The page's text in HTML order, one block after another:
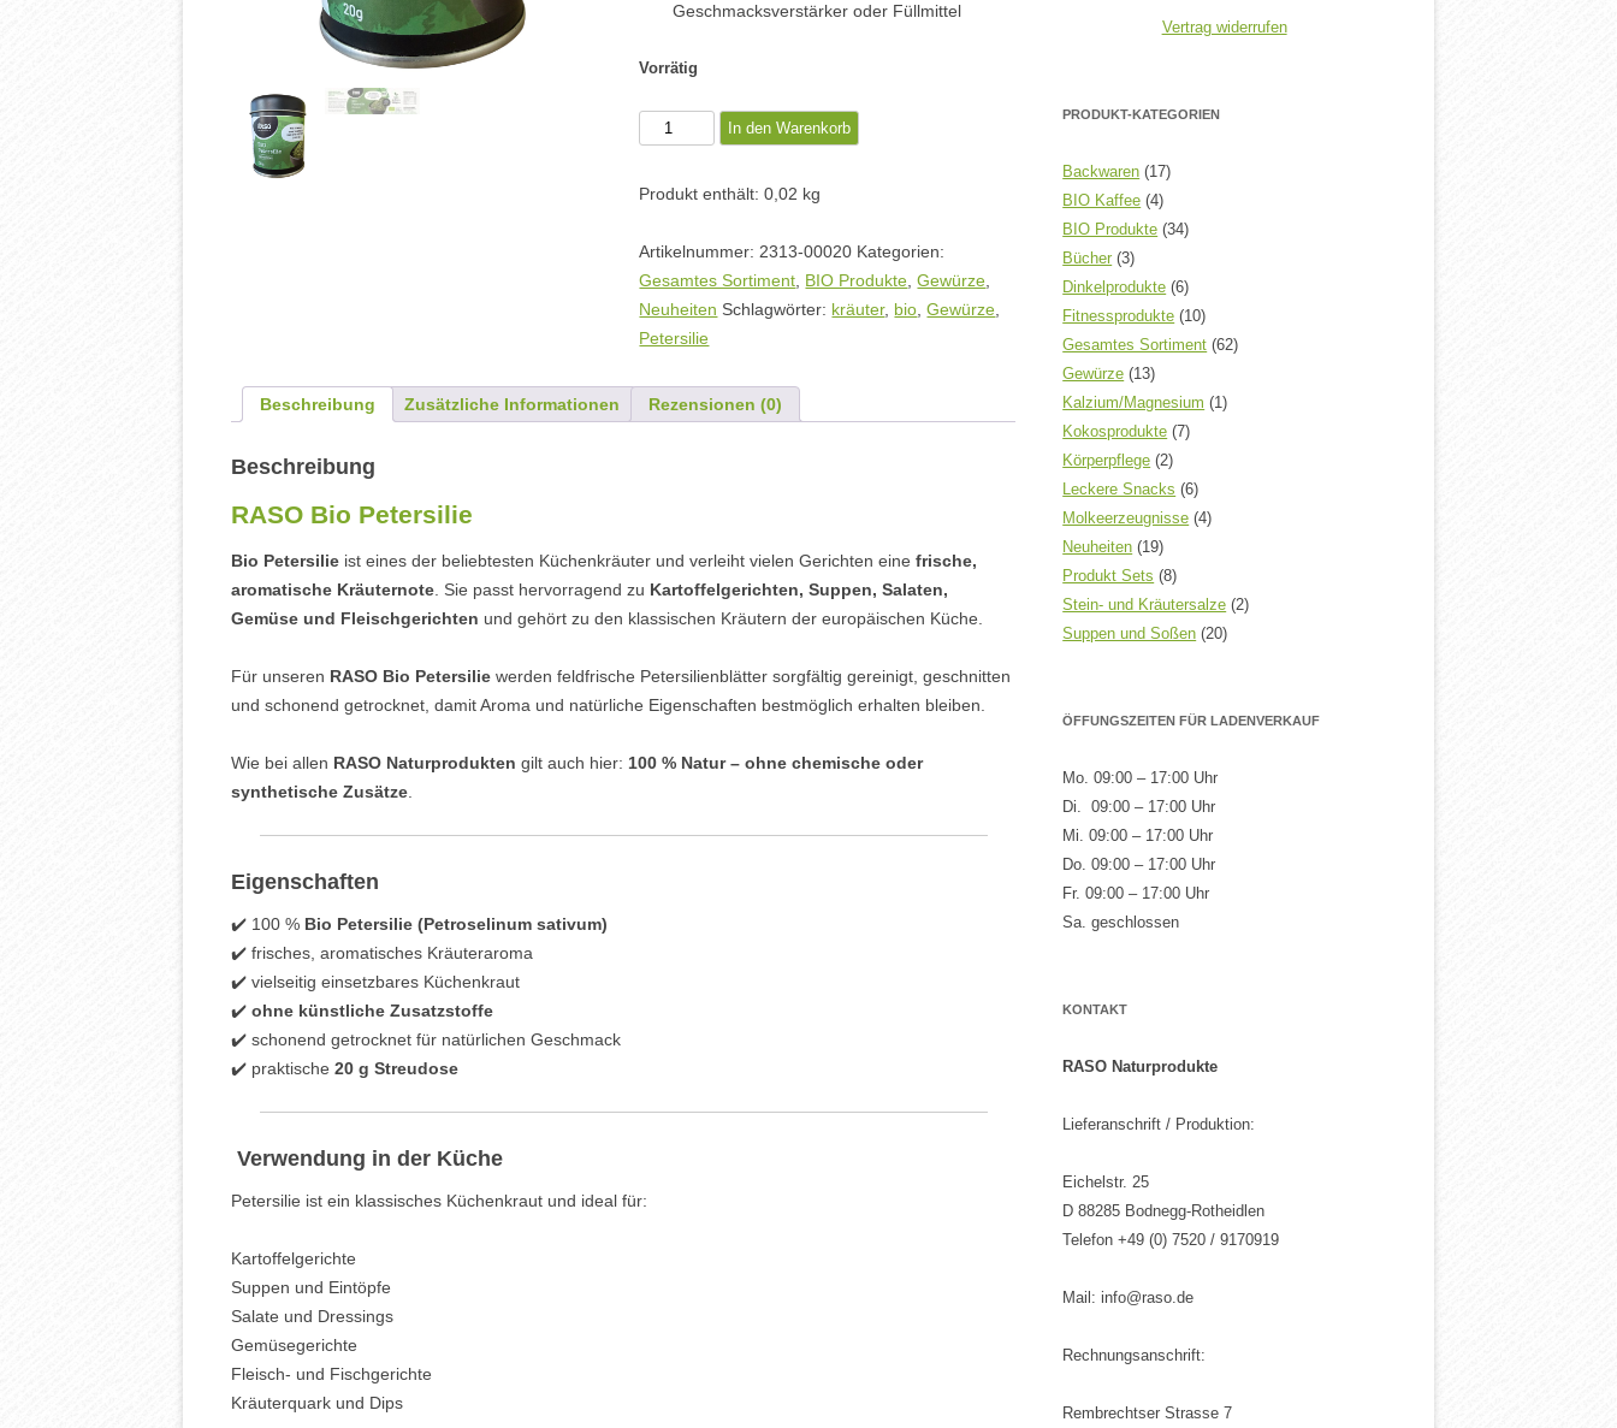
Preisliste, BestellscheinFasten – aber wie?
BIO Kaffee & Espresso
Gesamtes Sortiment
Geschmacksverstärker oder Füllmittel
Vorrätig
RASO
In den Warenkorb
Produkt enthält: 0,02 kg
Artikelnummer: 2313-00020 Kategorien:
Gesamtes Sortiment BIO Produkte ,Gewürze
Neuheiten Schlagwörter: kräuter, bio ,Gewürze
Petersilie
Beschreibung Zusätzliche Informationen Rezensionen (0)
Beschreibung
RASO Bio Petersilie
Bio Petersilie ist eines der beliebtesten Küchenkräuter und verleiht vielen Gerichten eine frische,
aromatische Kräuternote . Sie passt hervorragend zu Kartoffelgerichten, Suppen, Salaten,
Gemüse und Fleischgerichten und gehört zu den klassischen Kräutern der europäischen Küche.
Für unseren RASO Bio Petersilie werden feldfrische Petersilienblätter sorgfältig gereinigt, geschnitten
und schonend getrocknet, damit Aroma und natürliche Eigenschaften bestmöglich erhalten bleiben.
Wie bei allen RASO Naturprodukten gilt auch hier: 100 % Natur – ohne chemische oder
synthetische Zusätze
Eigenschaften
✔️ 100 % Bio Petersilie (Petroselinum sativum)
✔️ frisches, aromatisches Kräuteraroma
✔️ vielseitig einsetzbares Küchenkraut
✔️ ohne künstliche Zusatzstoffe
✔️ schonend getrocknet für natürlichen Geschmack
✔️ praktische 20 g Streudose
️ Verwendung in der Küche
Petersilie ist ein klassisches Küchenkraut und ideal für:
Kartoffelgerichte
Suppen und Eintöpfe
Salate und Dressings
Gemüsegerichte
Fleisch- und Fischgerichte
Kräuterquark und Dips
Vertrag widerrufen
PRODUKT-KATEGORIEN
Backwaren (17)
BIO Kaffee (4)
BIO Produkte (34)
Bücher (3)
Dinkelprodukte (6)
Fitnessprodukte (10)
Gesamtes Sortiment (62)
Gewürze (13)
Kalzium/Magnesium (1)
Kokosprodukte (7)
Körperpflege (2)
Leckere Snacks (6)
Molkeerzeugnisse (4)
Neuheiten (19)
Produkt Sets (8)
Stein- und Kräutersalze (2)
Suppen und Soßen (20)
ÖFFUNGSZEITEN FÜR LADENVERKAUF
Mo. 09:00 – 17:00 Uhr
Di. 09:00 – 17:00 Uhr
Mi. 09:00 – 17:00 Uhr
Do. 09:00 – 17:00 Uhr
Fr. 09:00 – 17:00 Uhr
Sa. geschlossen
KONTAKT
RASO Naturprodukte
Lieferanschrift / Produktion:
Eichelstr. 25
D 88285 Bodnegg-Rotheidlen
Telefon +49 (0) 7520 / 9170919
Mail: info@raso.de
Rechnungsanschrift:
Rembrechtser Strasse 7